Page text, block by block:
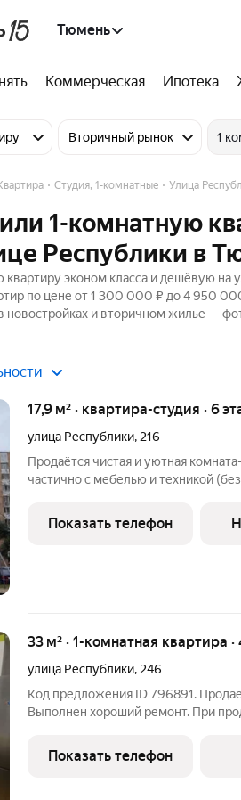
Тюмень
Коммерческая Ипотека
Вторичный рынок 1
Студия, 1-комнатные Улица
1-комнатную
Республики в
эконом класса и дешёвую на
по цене от 1 300 000 ₽ до 4 950
новостройках и вторичном жилье —
17,9 м² · квартира-студия · 6
улица Республики, 216
Продаётся чистая и уютная
частично с мебелью и техникой
транспортной развязкой-
любую
Показать телефон
33 м² · 1-комнатная квартира
улица Республики, 246
Код предложения ID 796891.
Выполнен хороший ремонт. При
молодой семьи или сдачи в аренду.
инфраструктурой и
Показать телефон